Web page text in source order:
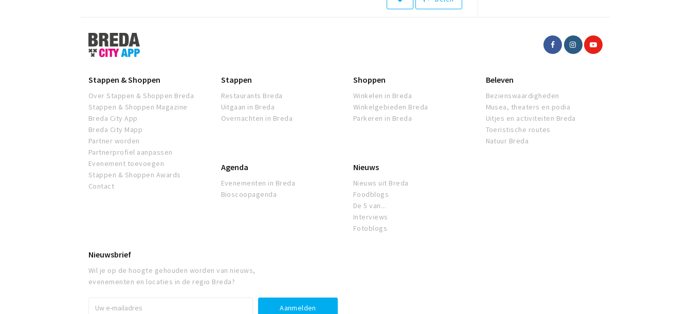
Stappen
&
Shoppen
Stappen & Shoppen
Over Stappen & Shoppen Breda
Stappen & Shoppen Magazine
Breda City App
Breda City Mapp
Partner worden
Partnerprofiel aanpassen
Evenement toevoegen
Stappen & Shoppen Awards
Contact
Stappen
Restaurants Breda
Uitgaan in Breda
Overnachten in Breda
Shoppen
Winkelen in Breda
Winkelgebieden Breda
Parkeren in Breda
Beleven
Bezienswaardigheden
Musea, theaters en podia
Uitjes en activiteiten Breda
Toeristische routes
Natuur Breda
Agenda
Evenementen in Breda
Bioscoopagenda
Nieuws
Nieuws uit Breda
Foodblogs
De 5 van...
Interviews
Fotoblogs
Nieuwsbrief
Wil je op de hoogte gehouden worden van nieuws,
evenementen en locaties in de regio Breda?